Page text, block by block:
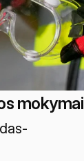
mokymai
-